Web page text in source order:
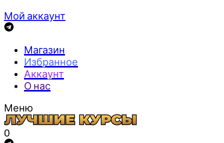
Мой аккаунт
Магазин
Избранное
Аккаунт
О нас
Меню
0